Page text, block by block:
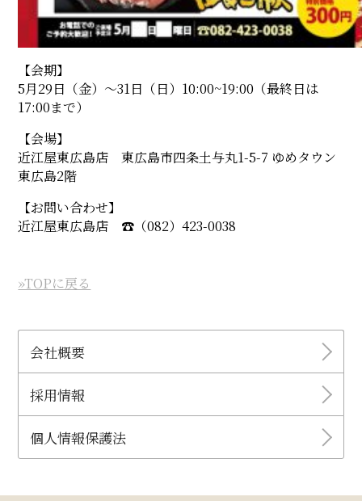
【会期】
5月29日（金）〜31日（日）10:00~19:00（最終日は
17:00まで）
【会場】
近江屋東広島店 東広島市四条土与丸1-5-7 ゆめタウン
東広島2階
【お問い合わせ】
近江屋東広島店 ☎︎（082）423-0038
»TOPに戻る
会社概要
採用情報
個人情報保護法